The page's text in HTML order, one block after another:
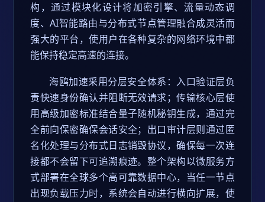
构，通过模块化设计将加密引擎、流量动态调
度、AI智能路由与分布式节点管理融合成灵活而
强大的平台，使用户在各种复杂的网络环境中都
能保持稳定高速的连接。
海鸥加速采用分层安全体系：入口验证层负
责快速身份确认并阻断无效请求；传输核心层使
用高级加密标准结合量子随机秘钥生成，通过完
全前向保密确保会话安全；出口审计层则通过匿
名化处理与分布式日志销毁协议，确保每一次连
接都不会留下可追溯痕迹。整个架构以微服务方
式部署在全球多个高可靠数据中心，当任一节点
出现负载压力时，系统会自动进行横向扩展，使